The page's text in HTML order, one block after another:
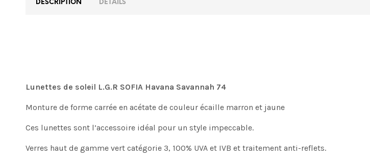
DESCRIPTION DETAILS
Lunettes de soleil L.G.R SOFIA Havana Savannah 74
Monture de forme carrée en acétate de couleur écaille marron et jaune
Ces lunettes sont l’accessoire idéal pour un style impeccable.
Verres haut de gamme vert catégorie 3, 100% UVA et IVB et traitement anti-reflets.